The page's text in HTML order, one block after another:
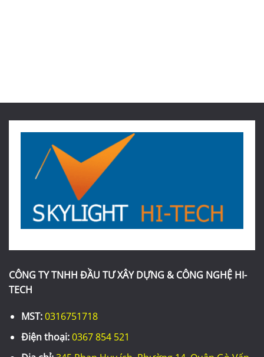
CÔNG TY TNHH ĐẦU TƯ XÂY DỰNG & CÔNG NGHỆ HI-
TECH
MST:0316751718
Điện thoại:0367 854 521